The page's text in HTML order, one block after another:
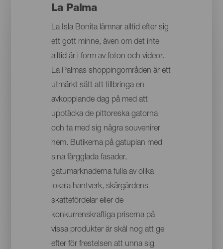
La Palma
La Isla Bonita lämnar alltid efter sig
ett gott minne, även om det inte
alltid är i form av foton och videor.
La Palmas shoppingområden är ett
utmärkt sätt att tillbringa en
avkopplande dag på med att
upptäcka de pittoreska gatorna
och ta med sig några souvenirer
hem. Butikerna på gatuplan med
sina färgglada fasader,
gatumarknaderna fulla av olika
lokala hantverk, skärgårdens
skattefördelar eller de
konkurrenskraftiga priserna på
vissa produkter är skäl nog att ge
efter för frestelsen att unna sig